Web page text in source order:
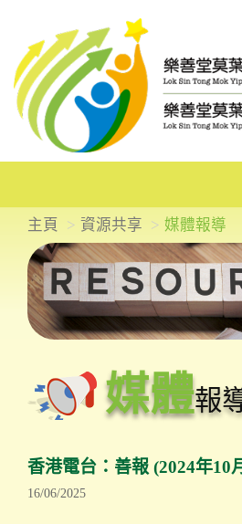
主頁 資源共享 媒體報導
媒體報
香港電台：善報 (2024年10
16/06/2025